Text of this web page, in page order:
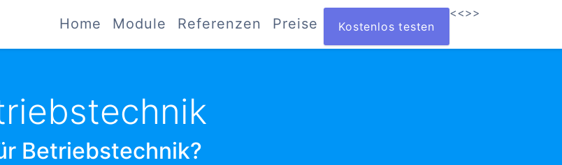
Home Module Referenzen Preise Kostenlos testen
<<>>
Betriebstechnik?